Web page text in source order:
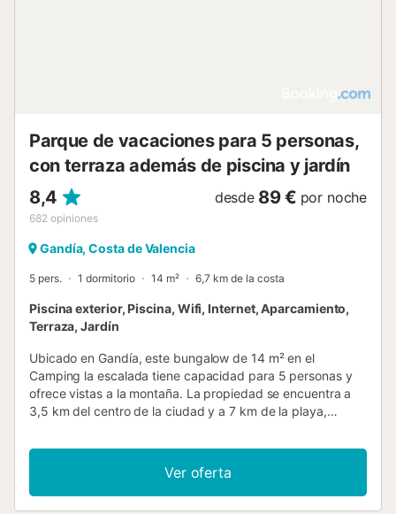
Parque de vacaciones para 5 personas,
con terraza además de piscina y jardín
8,4
682 opiniones
desde 89 € por noche
Gandía, Costa de Valencia
5 pers. 1 dormitorio 14 m² 6,7 km de la costa
Piscina exterior, Piscina, Wifi, Internet, Aparcamiento,
Terraza, Jardín
Ubicado en Gandía, este bungalow de 14 m² en el
Camping la escalada tiene capacidad para 5 personas y
ofrece vistas a la montaña. La propiedad se encuentra a
3,5 km del centro de la ciudad y a 7 km de la playa,
interior cuenta con un dormitorio con una cama doble y
una cama individual, un baño y una mesa de comedor. Los
huéspedes tienen acceso a una cocina compartida y a un
minimercado en el recinto, mientras que hay conexión Wi-
Ver oferta